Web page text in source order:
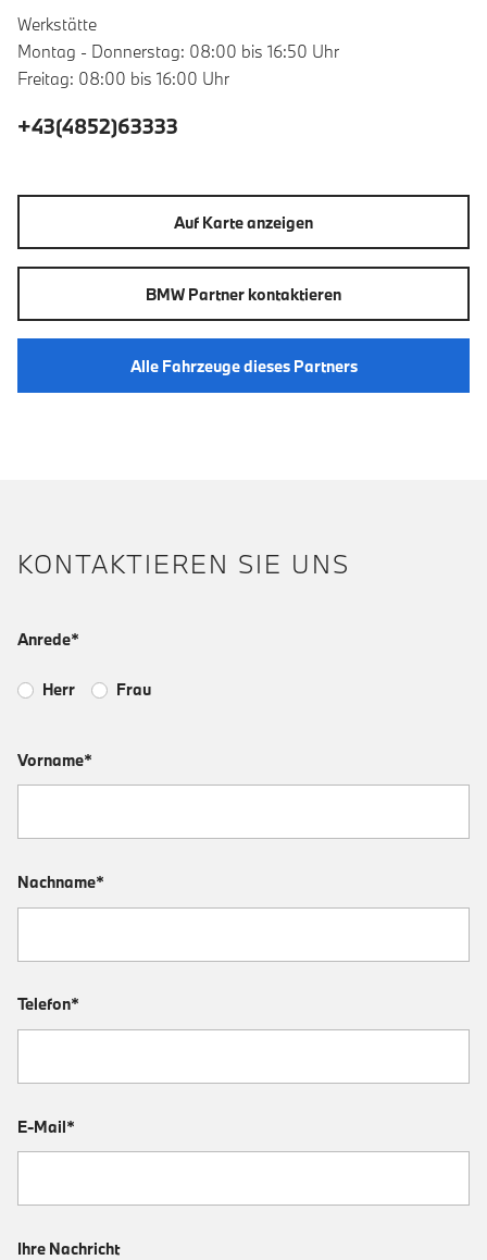
Werkstätte
Montag - Donnerstag: 08:00 bis 16:50 Uhr
Freitag: 08:00 bis 16:00 Uhr
+43(4852)63333
Auf Karte anzeigen
BMW Partner kontaktieren
Alle Fahrzeuge dieses Partners
KONTAKTIEREN SIE UNS
Anrede*
Herr Frau
Vorname*
Nachname*
Telefon*
E-Mail*
Ihre Nachricht